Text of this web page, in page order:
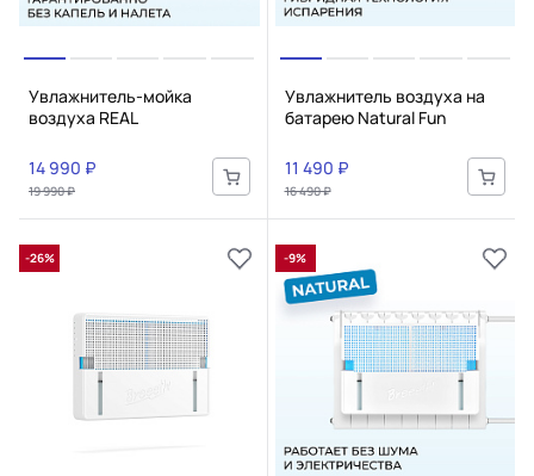
Увлажнитель-мойка
воздуха REAL
14 990 ₽
19 990 ₽
Увлажнитель воздуха на
батарею Natural Fun
11 490 ₽
16 490 ₽
-26% -9%